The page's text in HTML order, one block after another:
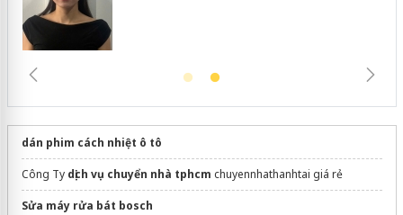
dán phim cách nhiệt ô tô
Công Ty dịch vụ chuyển nhà tphcm chuyennhathanhtai giá rẻ
Sửa máy rửa bát bosch